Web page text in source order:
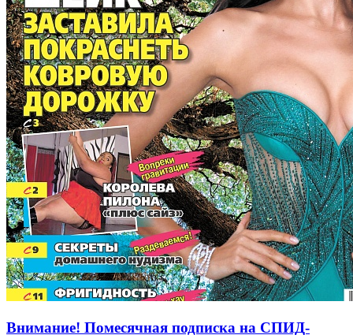
Внимание! Помесячная подписка на СПИД-